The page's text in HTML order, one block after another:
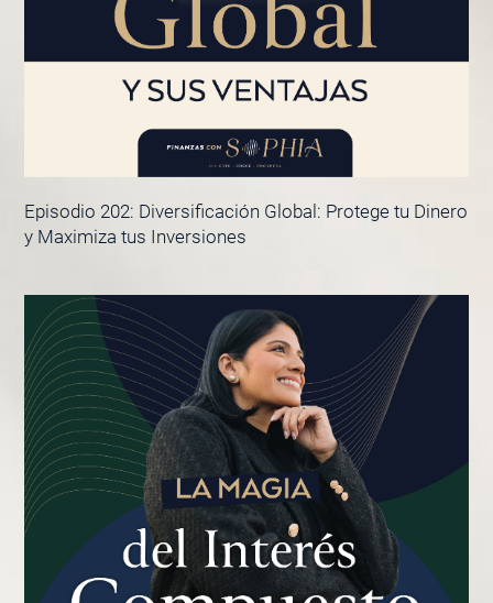
Episodio 202: Diversificación Global: Protege tu Dinero
y Maximiza tus Inversiones